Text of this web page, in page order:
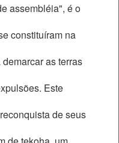
assembléia", é o
constituíram na
as terras
Este
de seus